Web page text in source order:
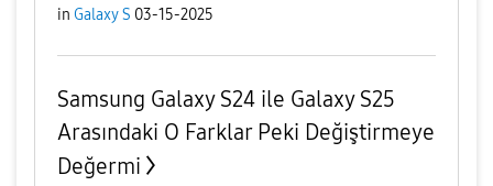
in Galaxy S 03-15-2025
Samsung Galaxy S24 ile Galaxy S25
Arasındaki O Farklar Peki Değiştirmeye
Değermi